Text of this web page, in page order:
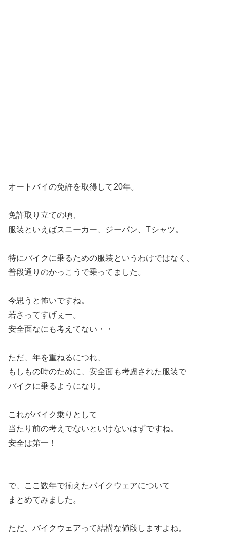
オートバイの免許を取得して20年。
免許取り立ての頃、
服装といえばスニーカー、ジーパン、Tシャツ。
特にバイクに乗るための服装というわけではなく、
普段通りのかっこうで乗ってました。
今思うと怖いですね。
若さってすげぇー。
安全面なにも考えてない・・
ただ、年を重ねるにつれ、
もしもの時のために、安全面も考慮された服装で
バイクに乗るようになり。
これがバイク乗りとして
当たり前の考えでないといけないはずですね。
安全は第一！
で、ここ数年で揃えたバイクウェアについて
まとめてみました。
ただ、バイクウェアって結構な値段しますよね。